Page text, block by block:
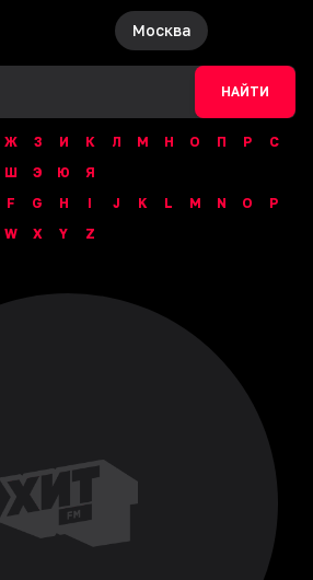
Москва
НАЙТИ
Ж З И К Л М Н О П Р
С
Ш Э Ю
Я
F G H I J K L M N O
P
W X Y Z